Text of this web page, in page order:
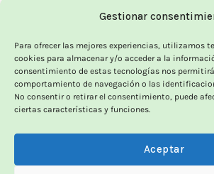
Gestionar
Para ofrecer las mejores experiencias, utilizamos
cookies para almacenar y/o acceder a la
consentimiento de estas tecnologías nos
comportamiento de navegación o las
No consentir o retirar el consentimiento, puede
ciertas características y funciones.
Aceptar
100% funcionales · revisados
12 meses de garantía!
Hasta un 70% más baratos que